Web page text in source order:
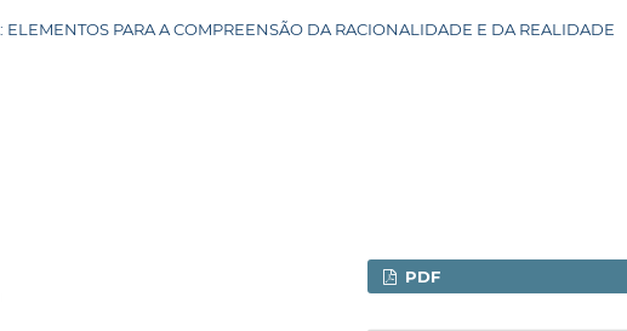
ELEMENTOS PARA A COMPREENSÃO DA RACIONALIDADE E DA REALIDADE
PDF